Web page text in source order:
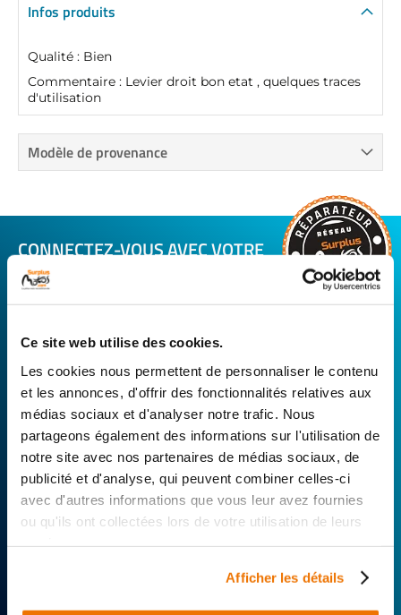
Ce site web utilise des cookies.
Les cookies nous permettent de personnaliser le contenu
et les annonces, d'offrir des fonctionnalités relatives aux
médias sociaux et d'analyser notre trafic. Nous
partageons également des informations sur l'utilisation de
notre site avec nos partenaires de médias sociaux, de
publicité et d'analyse, qui peuvent combiner celles-ci
avec d'autres informations que vous leur avez fournies
ou qu'ils ont collectées lors de votre utilisation de leurs
Afficher les détails
Infos produits
Qualité : Bien
Commentaire : Levier droit bon etat , quelques traces
d'utilisation
Modèle de provenance
CONNECTEZ-VOUS AVEC VOTRE
RÉPARATEUR FAVORI
technique de notre réseau de Réparateurs-
Distributeurs. De l’achat depièces scooters
d’occasion garanties à la révision complète de
votre 2 roues, trouvez le garage le plus proche de
chez vous.
Rechercher par...